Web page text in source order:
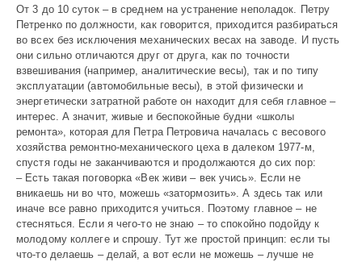
От 3 до 10 суток – в среднем на устранение неполадок. Петру
Петренко по должности, как говорится, приходится разбираться
во всех без исключения механических весах на заводе. И пусть
они сильно отличаются друг от друга, как по точности
взвешивания (например, аналитические весы), так и по типу
эксплуатации (автомобильные весы), в этой физически и
энергетически затратной работе он находит для себя главное –
интерес. А значит, живые и беспокойные будни «школы
ремонта», которая для Петра Петровича началась с весового
хозяйства ремонтно-механического цеха в далеком 1977-м,
спустя годы не заканчиваются и продолжаются до сих пор:
– Есть такая поговорка «Век живи – век учись». Если не
вникаешь ни во что, можешь «затормозить». А здесь так или
иначе все равно приходится учиться. Поэтому главное – не
стесняться. Если я чего-то не знаю – то спокойно подойду к
молодому коллеге и спрошу. Тут же простой принцип: если ты
что-то делаешь – делай, а вот если не можешь – лучше не